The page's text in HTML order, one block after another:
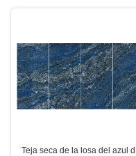
Teja seca de la losa del azul de